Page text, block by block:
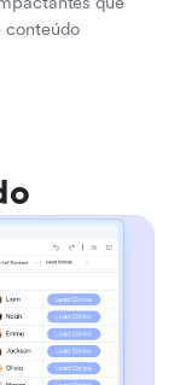
conteúdo